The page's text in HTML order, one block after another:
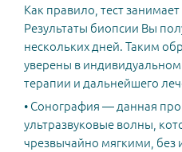
Как правило, тест
Результаты биопсии Вы
нескольких дней. Таким
уверены в
терапии и дальнейшего
• Сонография — данная
ультразвуковые волны,
чрезвычайно мягкими, без